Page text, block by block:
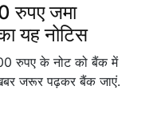
रुपए जमा
यह नोटिस
रुपए के नोट को बैंक में
जरूर पढ़कर बैंक जाएं.